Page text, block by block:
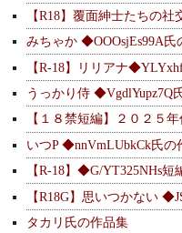
【R18】覆面紳士たちの社
みちゃか ◆OOOsjEs99A氏
【R-18】リリアナ
うっかり侍 ◆VgdlYupz7Q
【１８禁短編】２０２５
いつP ◆nnVmLUbkCk氏の
【R-18】◆G/YT325NHs短
【R18G】思いつかない
タカリ氏の作品集